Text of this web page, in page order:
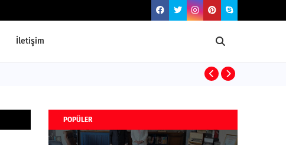
İletişim
POPÜLER